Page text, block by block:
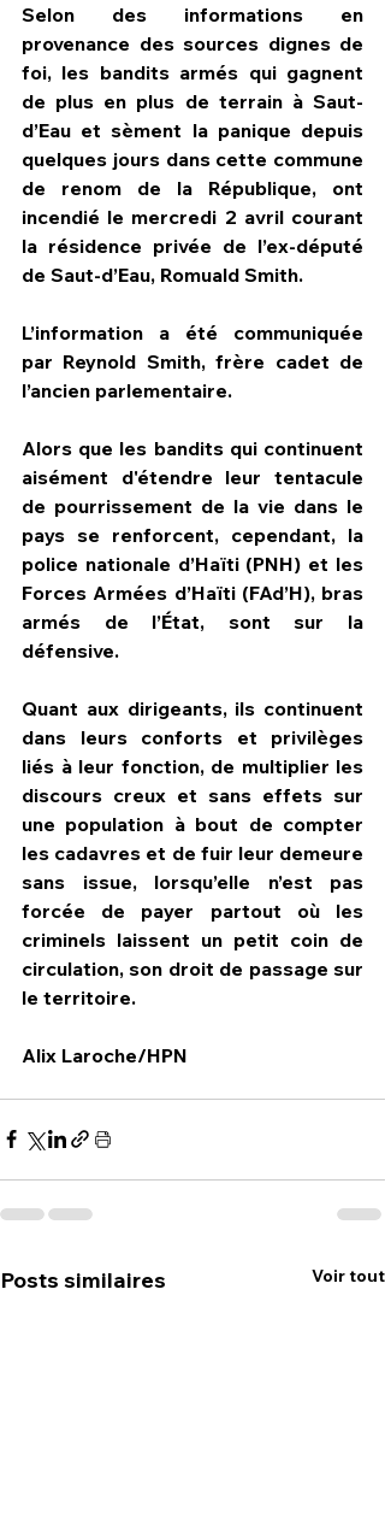
Selon des informations en
provenance des sources dignes de
foi, les bandits armés qui gagnent
de plus en plus de terrain à Saut-
d’Eau et sèment la panique depuis
quelques jours dans cette commune
de renom de la République, ont
incendié le mercredi 2 avril courant
la résidence privée de l’ex-député
de Saut-d’Eau, Romuald Smith.
L’information a été communiquée
par Reynold Smith, frère cadet de
l’ancien parlementaire.
Alors que les bandits qui continuent
aisément d'étendre leur tentacule
de pourrissement de la vie dans le
pays se renforcent, cependant, la
police nationale d’Haïti (PNH) et les
Forces Armées d’Haïti (FAd’H), bras
armés de l’État, sont sur la
défensive.
Quant aux dirigeants, ils continuent
dans leurs conforts et privilèges
liés à leur fonction, de multiplier les
discours creux et sans effets sur
une population à bout de compter
les cadavres et de fuir leur demeure
sans issue, lorsqu’elle n’est pas
forcée de payer partout où les
criminels laissent un petit coin de
circulation, son droit de passage sur
le territoire.
Alix Laroche/HPN
Posts similaires Voir tout